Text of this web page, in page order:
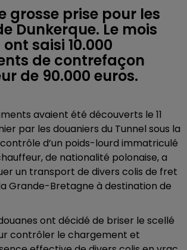
grosse prise pour les
Dunkerque. Le mois
saisi 10.000
de contrefaçon
de 90.000 euros.
avaient été découverts le 11
par les douaniers du Tunnel sous la
d’un poids-lourd immatriculé
de nationalité polonaise, a
un transport de divers colis de fret
Grande-Bretagne à destination de
ont décidé de briser le scellé
contrôler le chargement et